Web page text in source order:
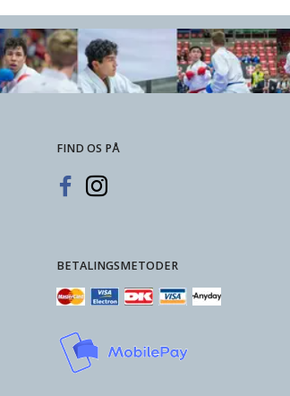
FIND OS PÅ
BETALINGSMETODER